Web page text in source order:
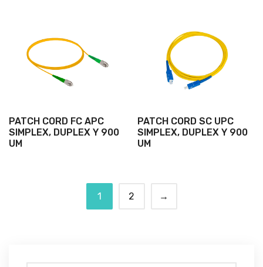
PATCH CORD FC APC
SIMPLEX, DUPLEX Y 900
UM
PATCH CORD SC UPC
SIMPLEX, DUPLEX Y 900
UM
1 2 →